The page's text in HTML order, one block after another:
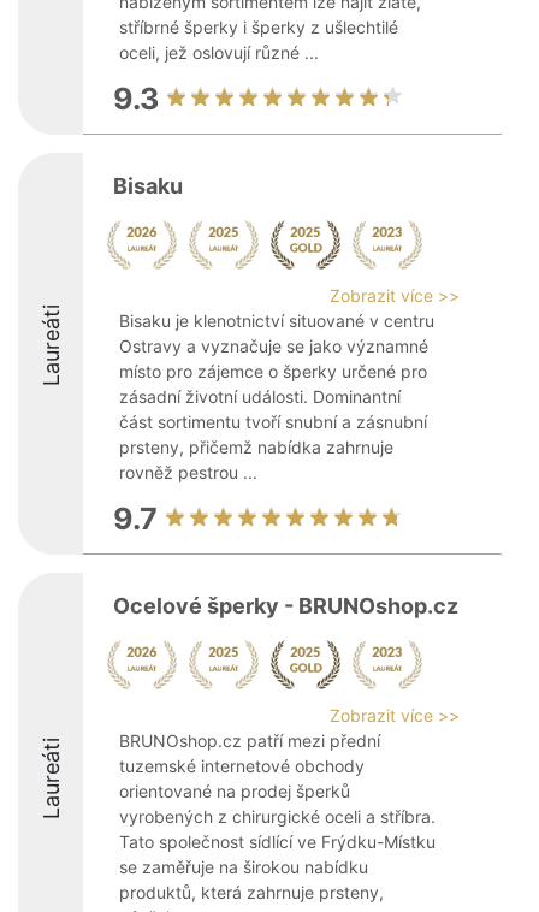
stříbrné šperky i šperky z ušlechtilé
oceli, jež oslovují různé ...
9.3
Laureáti
Bisaku
Zobrazit více >>
Bisaku je klenotnictví situované v centru
Ostravy a vyznačuje se jako významné
místo pro zájemce o šperky určené pro
zásadní životní události. Dominantní
část sortimentu tvoří snubní a zásnubní
prsteny, přičemž nabídka zahrnuje
rovněž pestrou ...
9.7
Laureáti
Ocelové šperky - BRUNOshop.cz
Zobrazit více >>
BRUNOshop.cz patří mezi přední
tuzemské internetové obchody
orientované na prodej šperků
vyrobených z chirurgické oceli a stříbra.
Tato společnost sídlící ve Frýdku-Místku
se zaměřuje na širokou nabídku
produktů, která zahrnuje prsteny,